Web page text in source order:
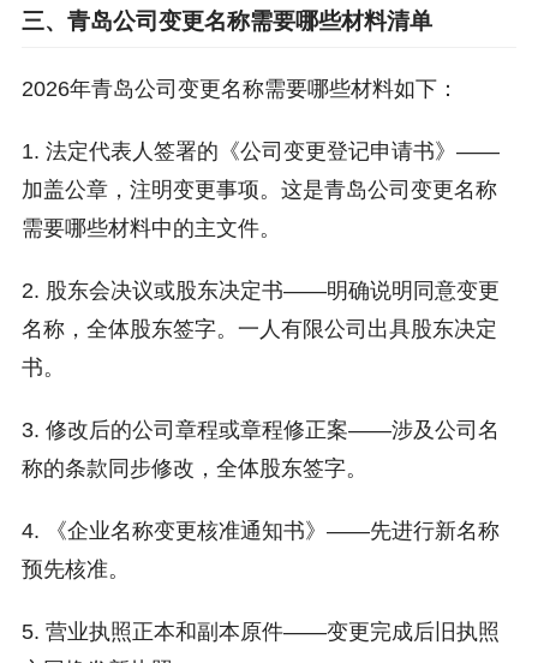
三、青岛公司变更名称需要哪些材料清单
2026年青岛公司变更名称需要哪些材料如下：
1. 法定代表人签署的《公司变更登记申请书》——
加盖公章，注明变更事项。这是青岛公司变更名称
需要哪些材料中的主文件。
2. 股东会决议或股东决定书——明确说明同意变更
名称，全体股东签字。一人有限公司出具股东决定
书。
3. 修改后的公司章程或章程修正案——涉及公司名
称的条款同步修改，全体股东签字。
4. 《企业名称变更核准通知书》——先进行新名称
预先核准。
5. 营业执照正本和副本原件——变更完成后旧执照